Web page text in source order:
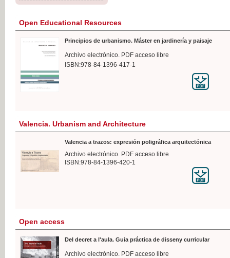
Open Educational Resources
Principios de urbanismo. Máster en jardinería y paisaje
Archivo electrónico. PDF acceso libre
ISBN:978-84-1396-417-1
Valencia. Urbanism and Architecture
Valencia a trazos: expresión poligráfica arquitectónica
Archivo electrónico. PDF acceso libre
ISBN:978-84-1396-420-1
Open access
Del decret a l'aula. Guia práctica de disseny curricular
Archivo electrónico. PDF acceso libre